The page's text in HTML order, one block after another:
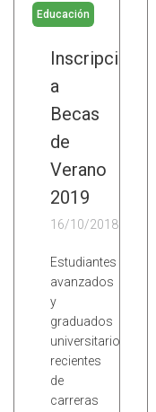
Educación
Inscripción
a
Becas
de
Verano
2019
16/10/2018
Estudiantes
avanzados
y
graduados
universitarios
recientes
de
carreras